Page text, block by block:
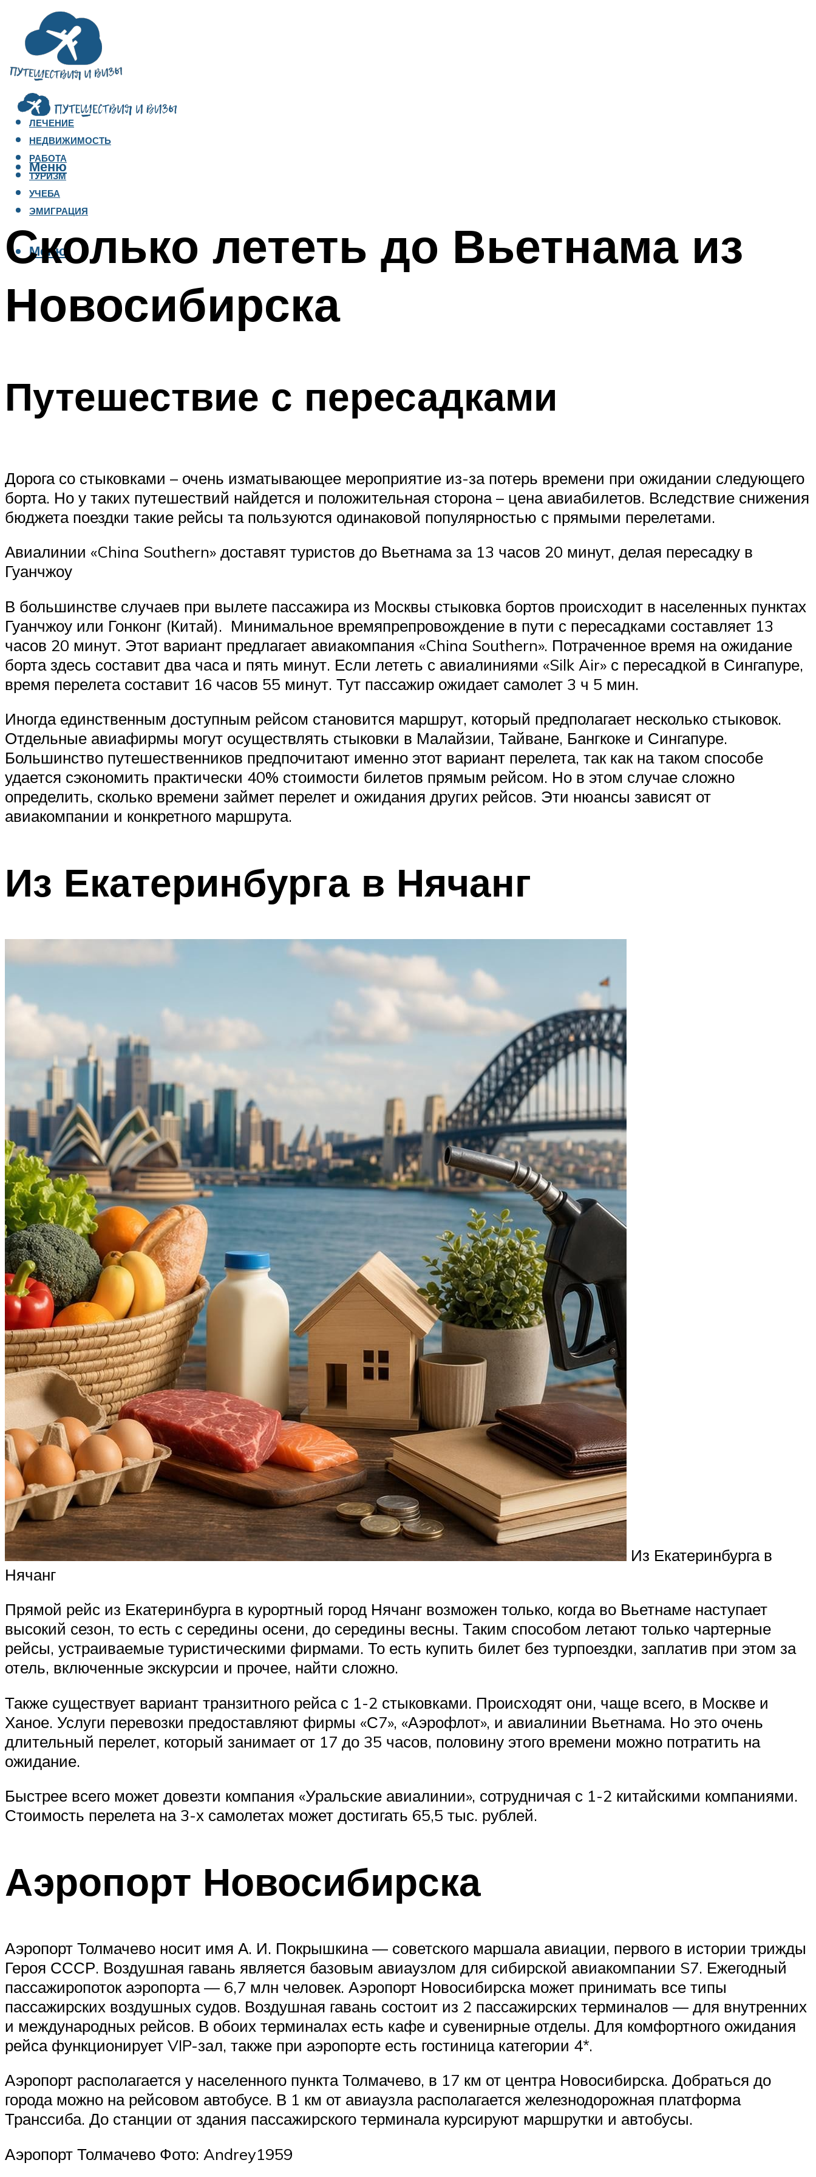
ЛЕЧЕНИЕ
НЕДВИЖИМОСТЬ
РАБОТА
ТУРИЗМ
УЧЕБА
ЭМИГРАЦИЯ
Меню
Меню
Сколько лететь до Вьетнама из
Новосибирска
Путешествие с пересадками
Дорога со стыковками – очень изматывающее мероприятие из-за потерь времени при ожидании следующего
борта. Но у таких путешествий найдется и положительная сторона – цена авиабилетов. Вследствие снижения
бюджета поездки такие рейсы та пользуются одинаковой популярностью с прямыми перелетами.
Авиалинии «China Southern» доставят туристов до Вьетнама за 13 часов 20 минут, делая пересадку в
Гуанчжоу
В большинстве случаев при вылете пассажира из Москвы стыковка бортов происходит в населенных пунктах
Гуанчжоу или Гонконг (Китай). Минимальное времяпрепровождение в пути с пересадками составляет 13
часов 20 минут. Этот вариант предлагает авиакомпания «China Southern». Потраченное время на ожидание
борта здесь составит два часа и пять минут. Если лететь с авиалиниями «Silk Air» с пересадкой в Сингапуре,
время перелета составит 16 часов 55 минут. Тут пассажир ожидает самолет 3 ч 5 мин.
Иногда единственным доступным рейсом становится маршрут, который предполагает несколько стыковок.
Отдельные авиафирмы могут осуществлять стыковки в Малайзии, Тайване, Бангкоке и Сингапуре.
Большинство путешественников предпочитают именно этот вариант перелета, так как на таком способе
удается сэкономить практически 40% стоимости билетов прямым рейсом. Но в этом случае сложно
определить, сколько времени займет перелет и ожидания других рейсов. Эти нюансы зависят от
авиакомпании и конкретного маршрута.
Из Екатеринбурга в Нячанг
Из Екатеринбурга в
Нячанг
Прямой рейс из Екатеринбурга в курортный город Нячанг возможен только, когда во Вьетнаме наступает
высокий сезон, то есть с середины осени, до середины весны. Таким способом летают только чартерные
рейсы, устраиваемые туристическими фирмами. То есть купить билет без турпоездки, заплатив при этом за
отель, включенные экскурсии и прочее, найти сложно.
Также существует вариант транзитного рейса с 1-2 стыковками. Происходят они, чаще всего, в Москве и
Ханое. Услуги перевозки предоставляют фирмы «С7», «Аэрофлот», и авиалинии Вьетнама. Но это очень
длительный перелет, который занимает от 17 до 35 часов, половину этого времени можно потратить на
ожидание.
Быстрее всего может довезти компания «Уральские авиалинии», сотрудничая с 1-2 китайскими компаниями.
Стоимость перелета на 3-х самолетах может достигать 65,5 тыс. рублей.
Аэропорт Новосибирска
Аэропорт Толмачево носит имя А. И. Покрышкина — советского маршала авиации, первого в истории трижды
Героя СССР. Воздушная гавань является базовым авиаузлом для сибирской авиакомпании S7. Ежегодный
пассажиропоток аэропорта — 6,7 млн человек. Аэропорт Новосибирска может принимать все типы
пассажирских воздушных судов. Воздушная гавань состоит из 2 пассажирских терминалов — для внутренних
и международных рейсов. В обоих терминалах есть кафе и сувенирные отделы. Для комфортного ожидания
рейса функционирует VIP-зал, также при аэропорте есть гостиница категории 4*.
Аэропорт располагается у населенного пункта Толмачево, в 17 км от центра Новосибирска. Добраться до
города можно на рейсовом автобусе. В 1 км от авиаузла располагается железнодорожная платформа
Транссиба. До станции от здания пассажирского терминала курсируют маршрутки и автобусы.
Аэропорт Толмачево Фото: Andrey1959